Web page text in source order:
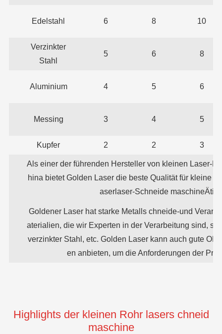
Edelstahl 6 8 10
Verzinkter
Stahl
5 6 8
Aluminium 4 5 6
Messing 3 4 5
Kupfer 2 2 3
Als einer der führenden Hersteller von kleinen Laser-
hina bietet Golden Laser die beste Qualität für kleine
aserlaser-Schneide
Goldener Laser hat starke Metalls chneide-und
aterialien, die wir Experten in der Verarbeitung sind,
verzinkter Stahl, etc. Golden Laser kann auch gute
en anbieten, um die Anforderungen der
Highlights der kleinen Rohr lasers chneid
maschine